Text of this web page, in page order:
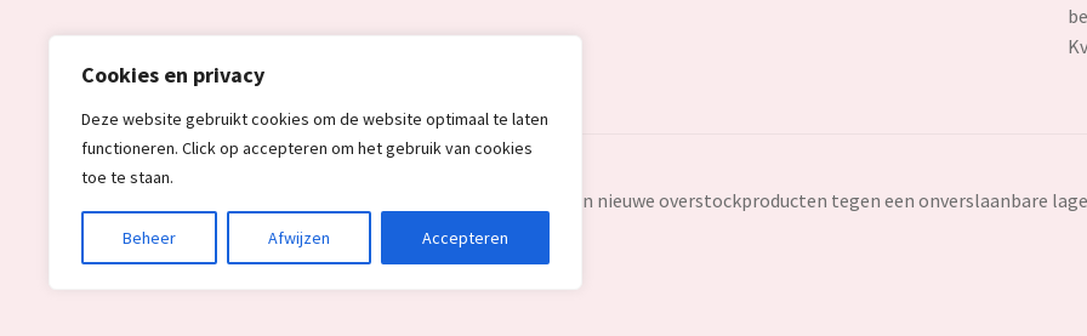
Cookies en privacy
Deze website gebruikt cookies om de website optimaal te laten
functioneren. Click op accepteren om het gebruik van cookies
toe te staan.
Beheer Afwijzen Accepteren
© Redealer.nl | Gecontroleerde retourproducten en nieuwe overstockproducten tegen een onverslaanbare